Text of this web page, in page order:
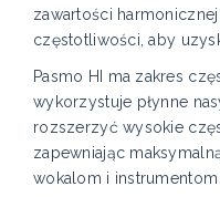
zawartości
częstotliwości, aby
Pasmo HI ma zakres
wykorzystuje płynne
rozszerzyć wysokie
zapewniając
wokalom i